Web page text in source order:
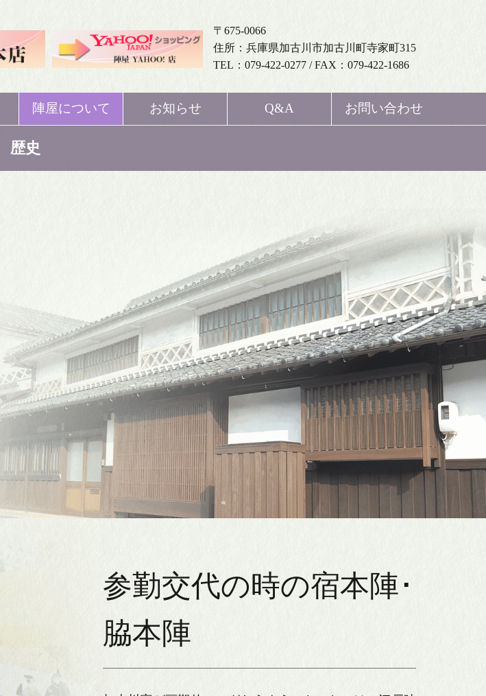
〒675-0066
住所：兵庫県加古川市加古川町寺家町315
TEL：079-422-0277 / FAX：079-422-1686
陣屋について お知らせ Q&A お問い合わせ
歴史
参勤交代の時の宿本陣･
脇本陣